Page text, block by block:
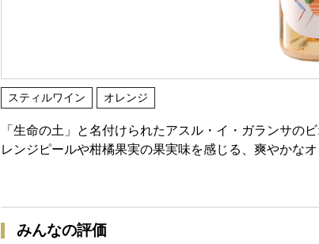
スティルワイン オレンジ
「生命の土」と名付けられたアスル・イ・ガランサの
レンジピールや柑橘果実の果実味を感じる、爽やかなオ
みんなの評価